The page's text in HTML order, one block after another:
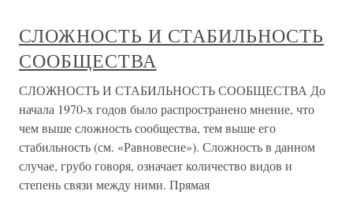
СЛОЖНОСТЬ И СТАБИЛЬНОСТЬ
СООБЩЕСТВА
СЛОЖНОСТЬ И СТАБИЛЬНОСТЬ СООБЩЕСТВА До
начала 1970-х годов было распространено мнение, что
чем выше сложность сообщества, тем выше его
стабильность (см. «Равновесие»). Сложность в данном
случае, грубо говоря, означает количество видов и
степень связи между ними. Прямая